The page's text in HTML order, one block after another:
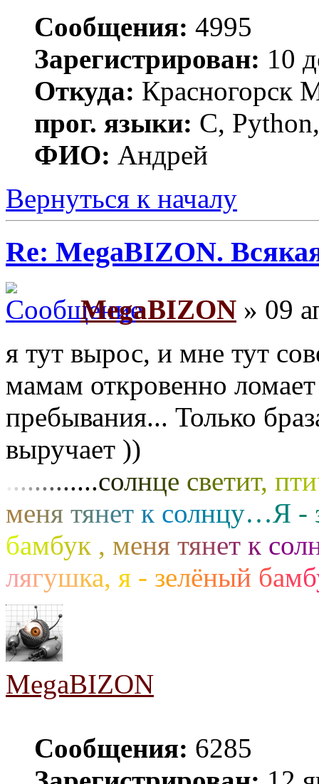
Сообщения: 4995
Зарегистрирован: 10
Откуда: Красногорск
прог. языки: C,
ФИО: Андрей
Вернуться к началу
Re: MegaBIZON.
MegaBIZON » 09
я тут вырос, и мне тут
мамам откровенно
пребывания... Только
выручает ))
............солнце светит, пти
меня тянет к солнцу…Я -
бамбук , меня тянет к сол
лягушка, я - зелёный бамб
MegaBIZON
Сообщения: 6285